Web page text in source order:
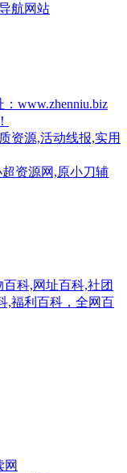
航网站
www.zhenniu.biz
资源,活动线报,实用
资源网,原小刀辅
科,网址百科,社团
,福利百科，全网百
网